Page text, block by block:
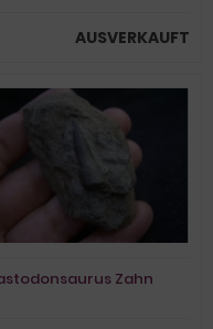
AUSVERKAUFT
Zahn